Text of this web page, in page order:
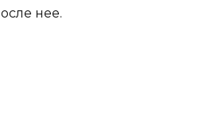
нее.